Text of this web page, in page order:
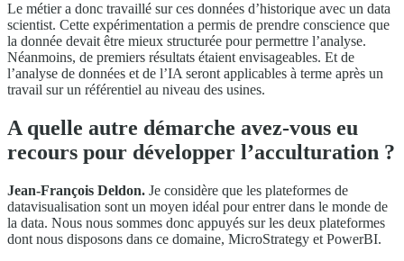
Le métier a donc travaillé sur ces données d’historique avec un data
scientist. Cette expérimentation a permis de prendre conscience que
la donnée devait être mieux structurée pour permettre l’analyse.
Néanmoins, de premiers résultats étaient envisageables. Et de
l’analyse de données et de l’IA seront applicables à terme après un
travail sur un référentiel au niveau des usines.
A quelle autre démarche avez-vous eu
recours pour développer l’acculturation ?
Jean-François Deldon. Je considère que les plateformes de
datavisualisation sont un moyen idéal pour entrer dans le monde de
la data. Nous nous sommes donc appuyés sur les deux plateformes
dont nous disposons dans ce domaine, MicroStrategy et PowerBI.